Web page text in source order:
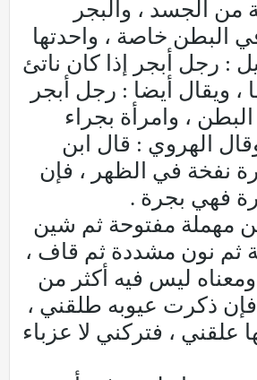
من الجسد ، والبجر
في البطن خاصة ، واحدتها
: رجل أبجر إذا كان ناتئ
، ويقال أيضا : رجل أبجر
، وامرأة بجراء
الهروي : قال ابن
نفخة في الظهر ، فإن
فهي بجرة .
مهملة مفتوحة ثم شين
ثم نون مشددة ثم قاف ،
ليس فيه أكثر من
فإن ذكرت عيوبه طلقني ،
، فتركني لا عزباء